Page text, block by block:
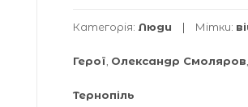
Категорія: Люди Мітки:
Герої Олександр Смоляров
Тернопіль